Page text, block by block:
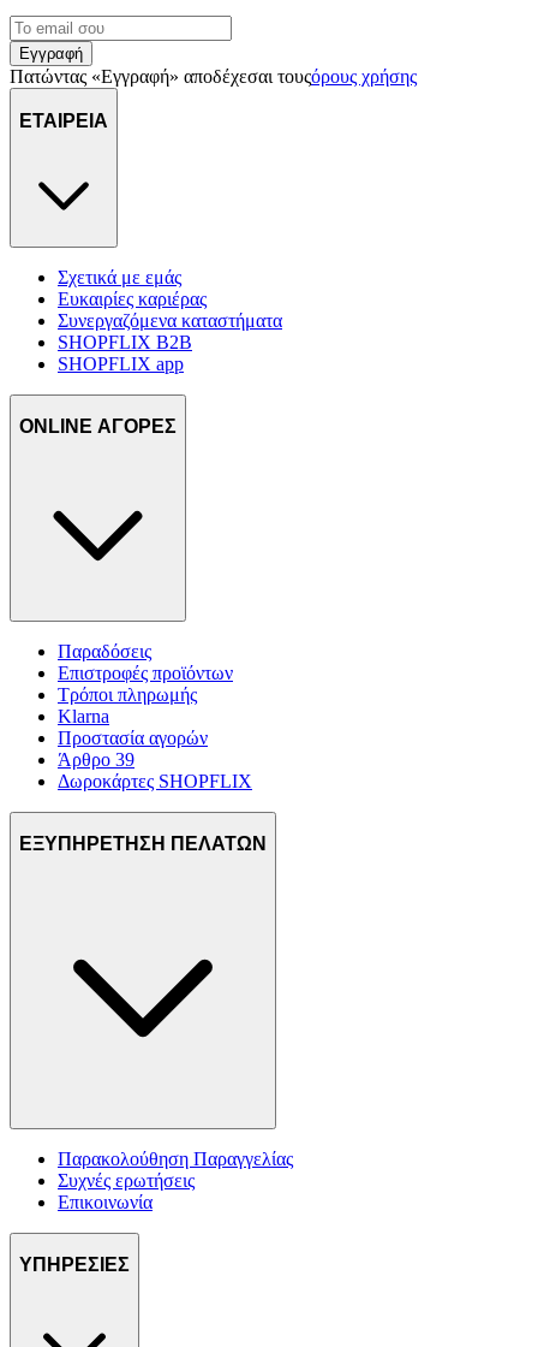
πληροφορίες σχετικά με την από μέρους σας χρήση της
τοποθεσίας μας στους συνεργάτες μέσων κοινωνικής
δικτύωσης, διαφημίσεων και ανάλυσης.
Εγγραφή
Πατώντας «Εγγραφή» αποδέχεσαι τουςόρους χρήσης
ΕΤΑΙΡΕΙΑ
Σχετικά με εμάς
Ευκαιρίες καριέρας
Συνεργαζόμενα καταστήματα
SHOPFLIX B2B
SHOPFLIX app
ONLINE ΑΓΟΡΕΣ
Παραδόσεις
Επιστροφές προϊόντων
Τρόποι πληρωμής
Klarna
Προστασία αγορών
Άρθρο 39
Δωροκάρτες SHOPFLIX
ΕΞΥΠΗΡΕΤΗΣΗ ΠΕΛΑΤΩΝ
Παρακολούθηση Παραγγελίας
Συχνές ερωτήσεις
Επικοινωνία
ΥΠΗΡΕΣΙΕΣ